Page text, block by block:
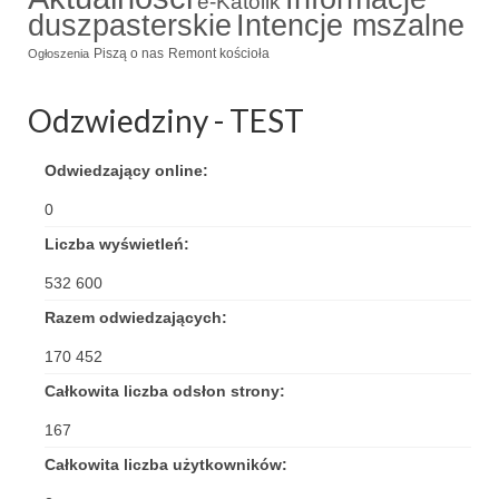
Triduum Św. St. Kostka 2018
Wyklętych” 2018
Wprowadzenie nowego Proboszcza
POMOC PSYCHOTERAPEUTY
duszpasterskie Intencje mszalne
Ogłoszenia Piszą o nas Remont kościoła
Odzwiedziny - TEST
Odwiedzający online:
0
Liczba wyświetleń:
532 600
Razem odwiedzających:
170 452
Całkowita liczba odsłon strony:
167
Całkowita liczba użytkowników: